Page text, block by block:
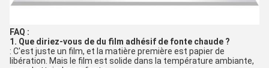
FAQ :
1. Que diriez-vous de du film adhésif de fonte chaude ?
: C'est juste un film, et la matière première est papier de
libération. Mais le film est solide dans la température ambiante,